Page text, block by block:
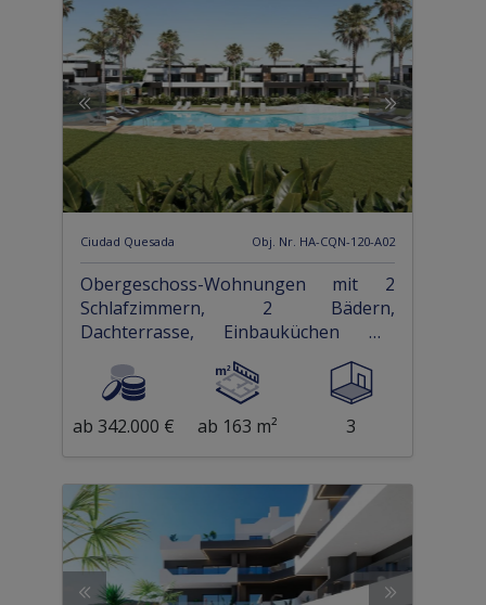
Ciudad Quesada Obj. Nr. HA-CQN-120-A02
Obergeschoss-Wohnungen mit 2
Schlafzimmern, 2 Bädern,
Dachterrasse, Einbauküchen mit
Elektrogeräten, Klimaanlage, Kfz-
Stellplatz und Gemeinschaftspool
ab 342.000 €
ab 163 m² 3